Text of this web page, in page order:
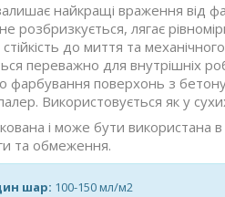
найкращі враження від
розбризкується, лягає
до миття та
переважно для внутрішніх
фарбування поверхонь з
Використовується як у
і може бути використана
та обмеження.
шар: 100-150 мл/м2